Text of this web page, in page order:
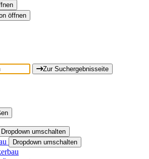
öffnen
Zur Suchergebnisseite
Dropdown umschalten
Dropdown umschalten